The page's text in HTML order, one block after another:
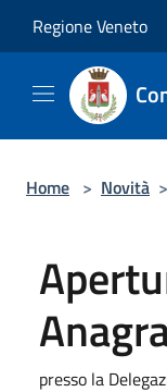
Regione Veneto
Home > Novità >
presso la